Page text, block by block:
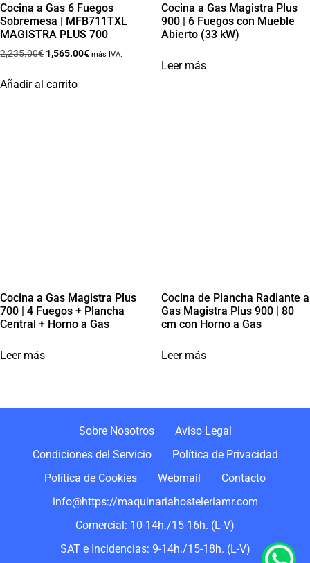
Cocina a Gas 6 Fuegos
Sobremesa | MFB711TXL
MAGISTRA PLUS 700
2,235.00€ 1,565.00€ más IVA.
Añadir al carrito
Cocina a Gas Magistra Plus
900 | 6 Fuegos con Mueble
Abierto (33 kW)
Leer más
Cocina a Gas Magistra Plus
700 | 4 Fuegos + Plancha
Central + Horno a Gas
Leer más
Cocina de Plancha Radiante a
Gas Magistra Plus 900 | 80
cm con Horno a Gas
Leer más
Sobre Nosotros
Aviso Legal
Condiciones del Servicio
Política de Privacidad
Política de Cookies
Webmail
Contacto
info@https://maquinariahosteleriamr.com
Comercial: 10-14h./15-16h. (L-V)
SAT e Incidencias: 9-14h./15-18h. (L-V)